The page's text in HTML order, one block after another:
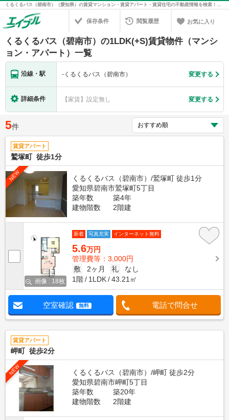
くるくるバス（碧南市）（愛知県）の賃貸マンション・賃貸アパート・賃貸住宅の不動産情報を検索！不動産賃貸の物件探しは、お部屋探しのエイブル
保存条件 閲覧履歴 お気に入り
くるくるバス（碧南市）の1LDK(+S)賃貸物件（マンシ
ョン・アパート）一覧
沿線・駅 - くるくるバス（碧南市） 変更する
詳細条件 【家賃】設定無し 変更する
5件
賃貸アパート
鷲塚町 徒歩1分
NEW
くるくるバス（碧南市）/鷲塚町 徒歩1分
愛知県碧南市鷲塚町5丁目
築年数
築4年
建物階数
2階建
画像 : 18枚
新着 写真充実 インターネット無料
5.6万円
管理費等：3,000円
敷
2ヶ月 礼
なし
1階
1LDK 43.21㎡
空室確認 無料 電話で問合せ
賃貸アパート
岬町 徒歩2分
NEW
くるくるバス（碧南市）/岬町 徒歩2分
愛知県碧南市岬町5丁目
築年数
築20年
建物階数
2階建